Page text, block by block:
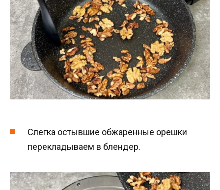
Слегка остывшие обжаренные орешки
перекладываем в блендер.